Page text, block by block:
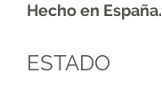
Hecho en España.
ESTADO